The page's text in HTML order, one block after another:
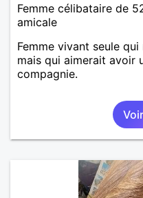
Femme célibataire de
amicale
Femme vivant seule
mais qui aimerait avoir
compagnie.